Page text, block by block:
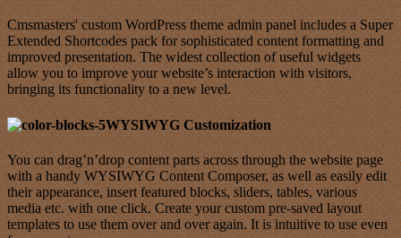
Cmsmasters' custom WordPress theme admin panel includes a Super
Extended Shortcodes pack for sophisticated content formatting and
improved presentation. The widest collection of useful widgets
allow you to improve your website’s interaction with visitors,
bringing its functionality to a new level.
WYSIWYG Customization
You can drag’n’drop content parts across through the website page
with a handy WYSIWYG Content Composer, as well as easily edit
their appearance, insert featured blocks, sliders, tables, various
media etc. with one click. Create your custom pre-saved layout
templates to use them over and over again. It is intuitive to use even